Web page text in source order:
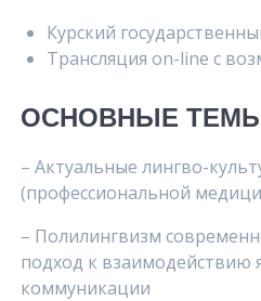
Курский
Трансляция on-line с
ОСНОВНЫЕ
– Актуальные лингво-
(профессиональной
– Полилингвизм
подход к взаимодействию
коммуникации